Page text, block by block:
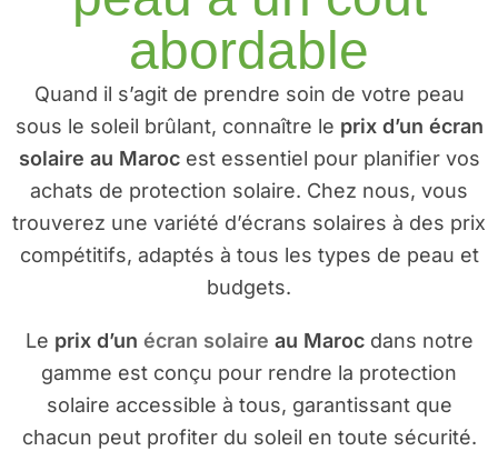
abordable
Quand il s’agit de prendre soin de votre peau
sous le soleil brûlant, connaître le prix d’un écran
solaire au Marocest essentiel pour planifier vos
achats de protection solaire. Chez nous, vous
trouverez une variété d’écrans solaires à des prix
compétitifs, adaptés à tous les types de peau et
budgets.
Le prix d’un écran solaire au Marocdans notre
gamme est conçu pour rendre la protection
solaire accessible à tous, garantissant que
chacun peut profiter du soleil en toute sécurité.